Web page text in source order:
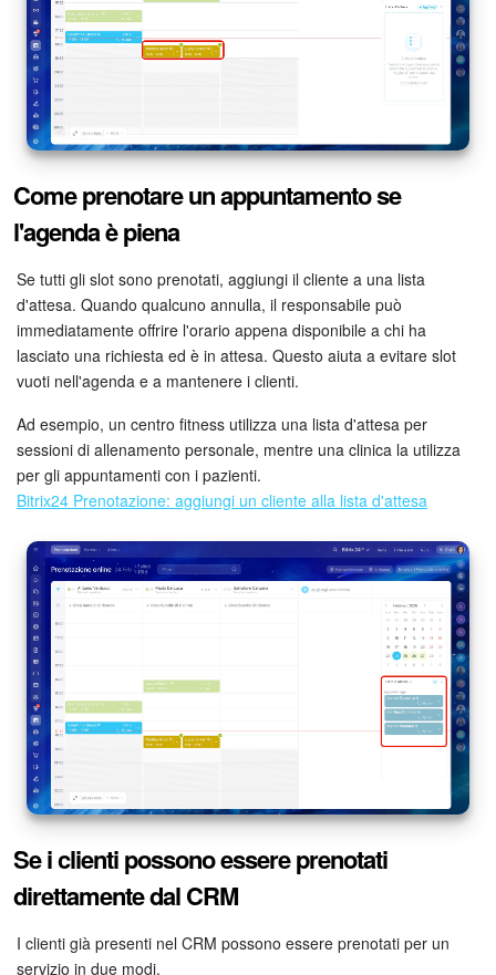
Come prenotare un appuntamento se
l'agenda è piena
Se tutti gli slot sono prenotati, aggiungi il cliente a una lista
d'attesa. Quando qualcuno annulla, il responsabile può
immediatamente offrire l'orario appena disponibile a chi ha
lasciato una richiesta ed è in attesa. Questo aiuta a evitare slot
vuoti nell'agenda e a mantenere i clienti.
Ad esempio, un centro fitness utilizza una lista d'attesa per
sessioni di allenamento personale, mentre una clinica la utilizza
per gli appuntamenti con i pazienti.
Bitrix24 Prenotazione: aggiungi un cliente alla lista d'attesa
Se i clienti possono essere prenotati
direttamente dal CRM
I clienti già presenti nel CRM possono essere prenotati per un
servizio in due modi.